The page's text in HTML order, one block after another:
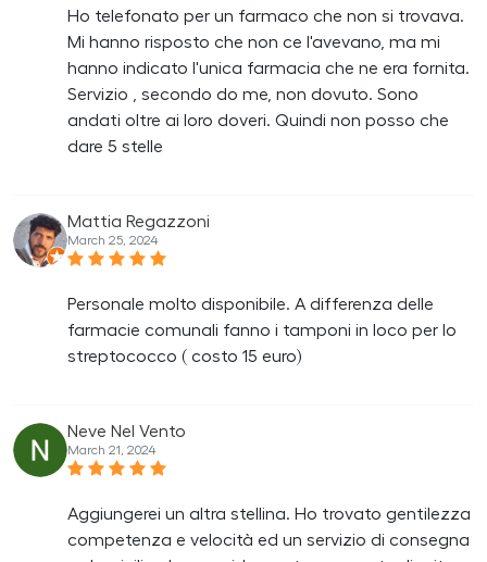
Ho telefonato per un farmaco che non si trovava.
Mi hanno risposto che non ce l'avevano, ma mi
hanno indicato l'unica farmacia che ne era fornita.
Servizio , secondo do me, non dovuto. Sono
andati oltre ai loro doveri. Quindi non posso che
dare 5 stelle
Mattia Regazzoni
March 25, 2024
Personale molto disponibile. A differenza delle
farmacie comunali fanno i tamponi in loco per lo
streptococco ( costo 15 euro)
Neve Nel Vento
March 21, 2024
Aggiungerei un altra stellina. Ho trovato gentilezza
competenza e velocità ed un servizio di consegna